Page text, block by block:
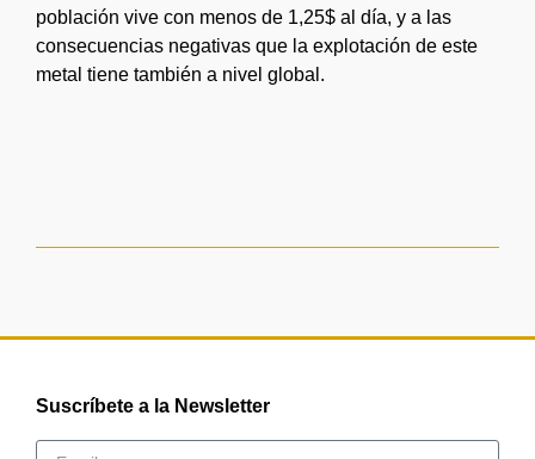
población vive con menos de 1,25$ al día, y a las
consecuencias negativas que la explotación de este
metal tiene también a nivel global.
Suscríbete a la Newsletter